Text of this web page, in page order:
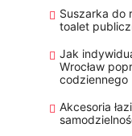
Suszarka do
toalet
Jak
Wrocław
codziennego
Akcesoria